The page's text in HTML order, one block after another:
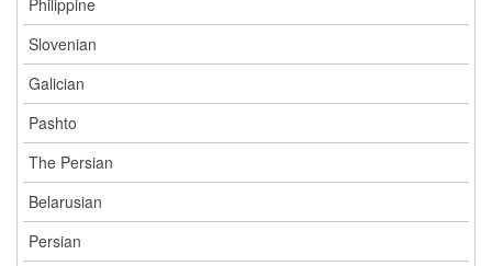
Philippine
Slovenian
Galician
Pashto
The Persian
Belarusian
Persian